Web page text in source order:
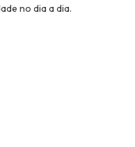
no dia a dia.